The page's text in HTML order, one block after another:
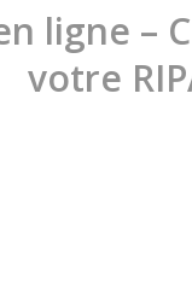
ligne –
votre